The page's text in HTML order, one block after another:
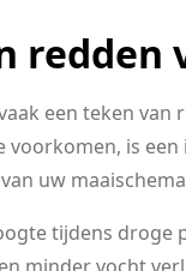
redden
een teken
voorkomen, is
uw
tijdens droge